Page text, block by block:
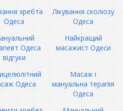
хребта
Одеса
Лікування сколіозу
Одеса
Одеса
відгуки
Найкращий
масажист Одеси
Одеса
Масаж і
мануальна терапія
Одеса